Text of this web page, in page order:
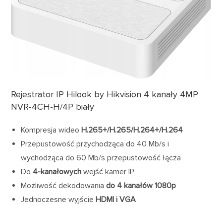
Rejestrator IP Hilook by Hikvision 4 kanały 4MP
NVR-4CH-H/4P biały
Kompresja wideoH.265+/H.265/H.264+/H.264
Przepustowość przychodząca do 40 Mb/s i
wychodząca do 60 Mb/s przepustowość łącza
Do 4-kanałowych wejść kamer IP
Możliwość dekodowaniado 4 kanałów 1080p
Jednoczesne wyjście HDMI i VGA